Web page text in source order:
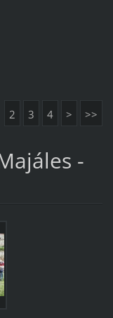
2 3 4 > >>
-